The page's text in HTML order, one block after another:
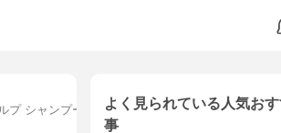
プ シャンプー ボリュームよく見られている人気お
事